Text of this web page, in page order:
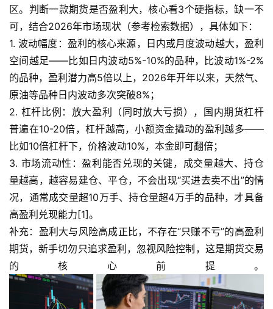
区。判断一款期货是否盈利大，核心看3个硬指标，缺一不
可，结合2026年市场现状（参考检索数据），具体如下：
1. 波动幅度：盈利的核心来源，日内或月度波动越大，盈利
空间越足——比如日内波动5%-10%的品种，比波动1%-2%
的品种，盈利潜力高5倍以上，2026年开年以来，天然气、
原油等品种日内波动多次突破8%；
2. 杠杆比例：放大盈利（同时放大亏损），国内期货杠杆
普遍在10-20倍，杠杆越高，小额资金撬动的盈利越多——
比如10倍杠杆下，价格波动10%，本金即可翻倍；
3. 市场流动性：盈利能否兑现的关键，成交量越大、持仓
量越高，越容易建仓、平仓，不会出现“买进去卖不出”的情
况，通常成交量超10万手、持仓量超4万手的品种，才具备
高盈利兑现能力[1]。
补充：盈利大与风险高成正比，不存在“只赚不亏”的高盈利
期货，新手切勿只追求盈利，忽视风险控制，这是期货交易
的核心前提。